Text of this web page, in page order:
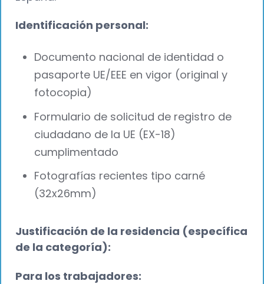
Identificación personal:
Documento nacional de identidad o
pasaporte UE/EEE en vigor (original y
fotocopia)
Formulario de solicitud de registro de
ciudadano de la UE (EX-18)
cumplimentado
Fotografías recientes tipo carné
(32x26mm)
Justificación de la residencia (específica
de la categoría):
Para los trabajadores: